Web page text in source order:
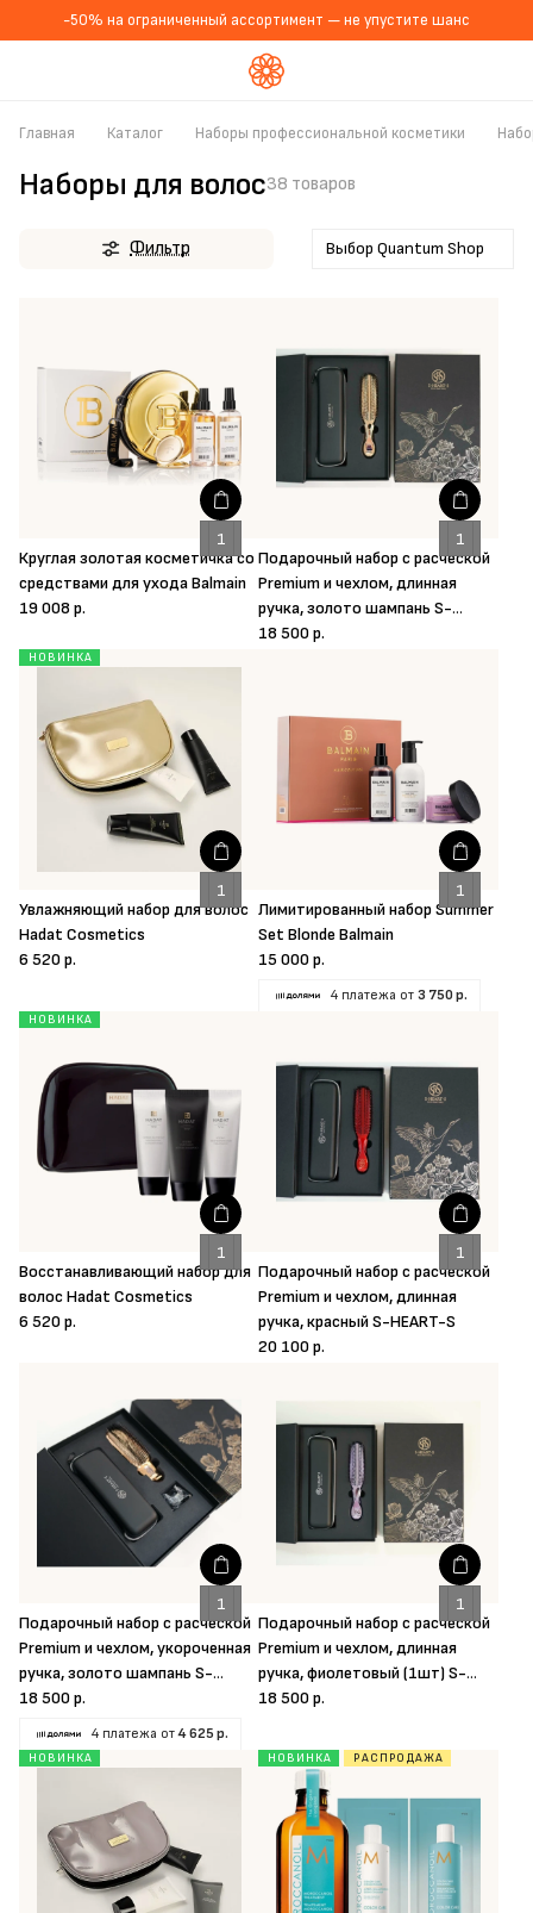
-50% на ограниченный ассортимент — не упустите шанс
Главная Каталог Наборы профессиональной косметики
Наборы для волос38 товаров
Фильтр Выбор Quantum Shop
Круглая золотая косметичка со
средствами для ухода Balmain
19 008 р.
Подарочный набор с расческой
Premium и чехлом, длинная
ручка, золото шампань S-
HEART-S
18 500 р.
НОВИНКА
Увлажняющий набор для волос
Hadat Cosmetics
6 520 р.
Лимитированный набор Summer
Set Blonde Balmain
15 000 р.
4 платежа от 3 750 р.
НОВИНКА
Восстанавливающий набор для
волос Hadat Cosmetics
6 520 р.
Подарочный набор с расческой
Premium и чехлом, длинная
ручка, красный S-HEART-S
20 100 р.
Подарочный набор с расческой
Premium и чехлом, укороченная
ручка, золото шампань S-
HEART-S
18 500 р.
4 платежа от4 625 р.
Подарочный набор с расческой
Premium и чехлом, длинная
ручка, фиолетовый (1шт) S-
HEART-S
18 500 р.
НОВИНКА НОВИНКА РАСПРОДАЖА